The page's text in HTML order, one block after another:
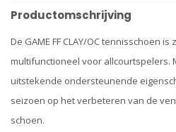
Productomschrijving
De GAME FF CLAY/OC tennisschoen
multifunctioneel voor allcourtspelers.
uitstekende ondersteunende
seizoen op het verbeteren van de
schoen.